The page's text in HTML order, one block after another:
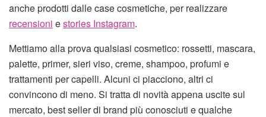
anche prodotti dalle case cosmetiche, per realizzare
recensioni estories Instagram.
Mettiamo alla prova qualsiasi cosmetico: rossetti, mascara,
palette, primer, sieri viso, creme, shampoo, profumi e
trattamenti per capelli. Alcuni ci piacciono, altri ci
convincono di meno. Si tratta di novità appena uscite sul
mercato, best seller di brand più conosciuti e qualche